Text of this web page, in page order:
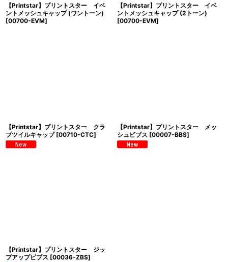
【Printstar】プリントスター イベ
ントメッシュキャップ (ワントーン)
[00700-EVM]
【Printstar】プリントスター イベ
ントメッシュキャップ (2トーン)
[00700-EVM]
【Printstar】プリントスター クラ
ブツイルキャップ [00710-CTC]
【Printstar】プリントスター メッ
シュビブス [00007-BBS]
【Printstar】プリントスター ジッ
プアップビブス [00036-ZBS]